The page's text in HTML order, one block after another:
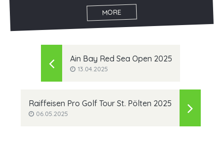
MORE
Ain Bay Red Sea Open 2025
13.04.2025
Raiffeisen Pro Golf Tour St. Pölten 2025
06.05.2025